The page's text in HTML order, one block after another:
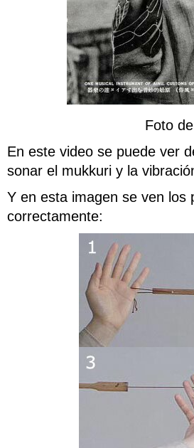
Foto de
En este video se puede ver
sonar el mukkuri y la
Y en esta imagen se ven los
correctamente: